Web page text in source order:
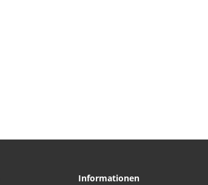
Informationen